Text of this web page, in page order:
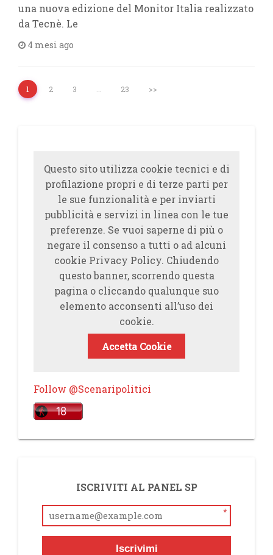
una nuova edizione del Monitor Italia realizzato
da Tecnè. Le
4 mesi ago
1 2 3 23 >>
Questo sito utilizza cookie tecnici e di
profilazione propri e di terze parti per
le sue funzionalità e per inviarti
pubblicità e servizi in linea con le tue
preferenze. Se vuoi saperne di più o
negare il consenso a tutti o ad alcuni
cookie Privacy Policy. Chiudendo
questo banner, scorrendo questa
pagina o cliccando qualunque suo
elemento acconsenti all’uso dei
cookie.
Accetta Cookie
Follow @Scenaripolitici
ISCRIVITI AL PANEL SP
*
Iscrivimi